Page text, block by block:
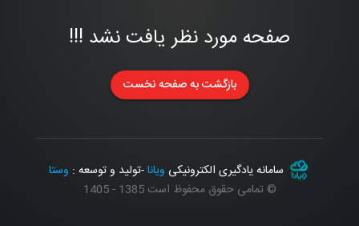
صفحه مورد نظر یافت نشد !!!
بازگشت به صفحه نخست
سامانه یادگیری الکترونیکی ویانا-تولید و توسعه : وستا
© تمامی حقوق محفوظ است 1385 - 1405